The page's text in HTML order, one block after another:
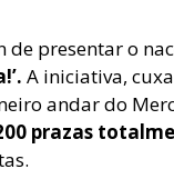
de presentar o
A iniciativa,
andar do
prazas